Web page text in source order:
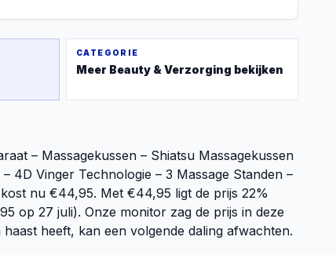
CATEGORIE
Meer Beauty & Verzorging bekijken
– Massagekussen – Shiatsu Massagekussen
4D Vinger Technologie – 3 Massage Standen –
nu €44,95. Met €44,95 ligt de prijs 22%
op 27 juli). Onze monitor zag de prijs in deze
heeft, kan een volgende daling afwachten.